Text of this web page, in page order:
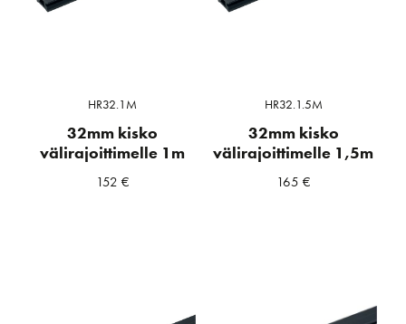
HR32.1M
32mm kisko
välirajoittimelle 1m
152 €
HR32.1.5M
32mm kisko
välirajoittimelle 1,5m
165 €